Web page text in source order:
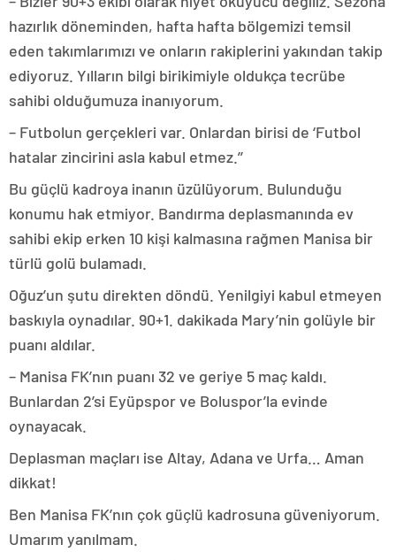
hazırlık döneminden, hafta hafta bölgemizi temsil
eden takımlarımızı ve onların rakiplerini yakından takip
ediyoruz. Yılların bilgi birikimiyle oldukça tecrübe
sahibi olduğumuza inanıyorum.
– Futbolun gerçekleri var. Onlardan birisi de ‘Futbol
hatalar zincirini asla kabul etmez.’’
Bu güçlü kadroya inanın üzülüyorum. Bulunduğu
konumu hak etmiyor. Bandırma deplasmanında ev
sahibi ekip erken 10 kişi kalmasına rağmen Manisa bir
türlü golü bulamadı.
Oğuz’un şutu direkten döndü. Yenilgiyi kabul etmeyen
baskıyla oynadılar. 90+1. dakikada Mary’nin golüyle bir
puanı aldılar.
– Manisa FK’nın puanı 32 ve geriye 5 maç kaldı.
Bunlardan 2’si Eyüpspor ve Boluspor’la evinde
oynayacak.
Deplasman maçları ise Altay, Adana ve Urfa… Aman
dikkat!
Ben Manisa FK’nın çok güçlü kadrosuna güveniyorum.
Umarım yanılmam.